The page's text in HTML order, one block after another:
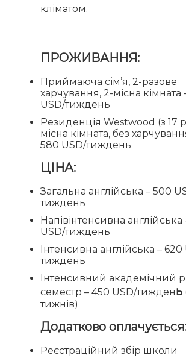
кліматом.
ПРОЖИВАННЯ:
Приймаюча сім’я, 2-разове
харчування, 2-місна кімната
USD/тиждень
Резиденція Westwood (з 17
місна кімната, без
580 USD/тиждень
ЦІНА:
Загальна англійська – 500
тиждень
Напівінтенсивна англійська
USD/тиждень
Інтенсивна англійська – 620
тиждень
Інтенсивний академічний
семестр – 450 USD/тиждень
тижнів)
Додатково
Реєстраційний збір школи